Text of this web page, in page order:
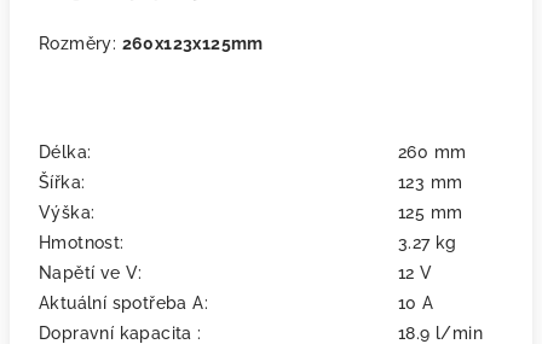
Rozměry: 260x123x125mm
Délka:
260 mm
Šířka:
123 mm
Výška:
125 mm
Hmotnost:
3.27 kg
Napětí ve V:
12 V
Aktuální spotřeba A:
10 A
Dopravní kapacita :
18.9 l/min